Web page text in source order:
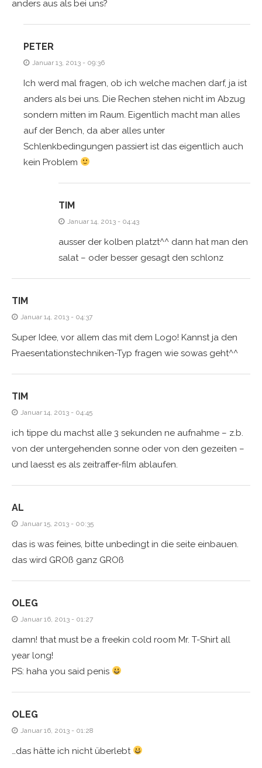
anders aus als bei uns?
PETER
Januar 13, 2013 - 09:36
Ich werd mal fragen, ob ich welche machen darf, ja ist
anders als bei uns. Die Rechen stehen nicht im Abzug
sondern mitten im Raum. Eigentlich macht man alles
auf der Bench, da aber alles unter
Schlenkbedingungen passiert ist das eigentlich auch
kein Problem
TIM
Januar 14, 2013 - 04:43
ausser der kolben platzt^^ dann hat man den
salat – oder besser gesagt den schlonz
TIM
Januar 14, 2013 - 04:37
Super Idee, vor allem das mit dem Logo! Kannst ja den
Praesentationstechniken-Typ fragen wie sowas geht^^
TIM
Januar 14, 2013 - 04:45
ich tippe du machst alle 3 sekunden ne aufnahme – z.b.
von der untergehenden sonne oder von den gezeiten –
und laesst es als zeitraffer-film ablaufen.
AL
Januar 15, 2013 - 00:35
das is was feines, bitte unbedingt in die seite einbauen.
das wird GROß ganz GROß
OLEG
Januar 16, 2013 - 01:27
damn! that must be a freekin cold room Mr. T-Shirt all
year long!
PS: haha you said penis
OLEG
Januar 16, 2013 - 01:28
…das hätte ich nicht überlebt